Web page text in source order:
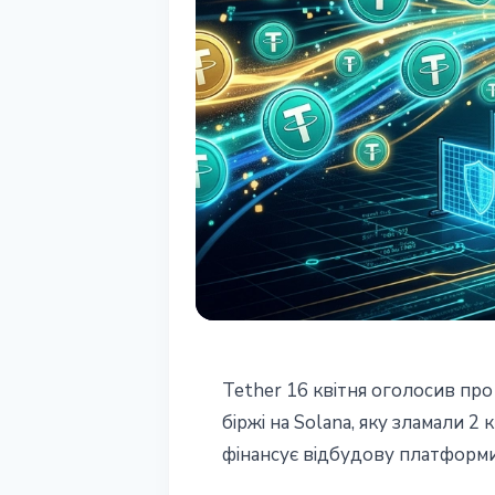
Tether вклав
Protocol після
Tether 16 квітня оголосив
біржі на Solana, яку зламали 2
фінансує відбудову